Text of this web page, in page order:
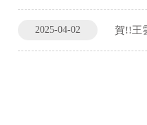
2025-04-02 賀!!王